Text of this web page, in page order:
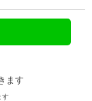
ます
す